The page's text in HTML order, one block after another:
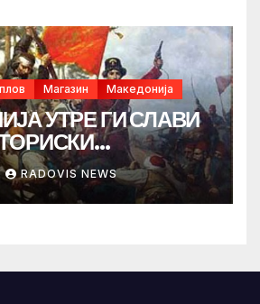
Магазин Македонија
УТРЕ ГИ СЛАВИ
RADOVIS NEWS